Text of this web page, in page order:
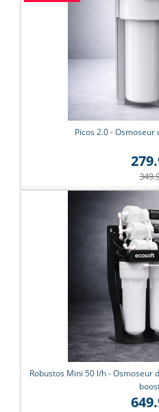
Picos 2.0 -
Robustos Mini 50 l/h - Osmoseur